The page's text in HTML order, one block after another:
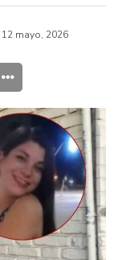
12 mayo, 2026